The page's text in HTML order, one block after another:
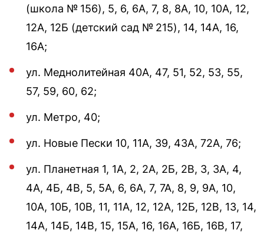
(школа № 156), 5, 6, 6А, 7, 8, 8А, 10, 10А, 12,
12А, 12Б (детский сад № 215), 14, 14А, 16,
16А;
ул. Меднолитейная 40А, 47, 51, 52, 53, 55,
57, 59, 60, 62;
ул. Метро, 40;
ул. Новые Пески 10, 11А, 39, 43А, 72А, 76;
ул. Планетная 1, 1А, 2, 2А, 2Б, 2В, 3, 3А, 4,
4А, 4Б, 4В, 5, 5А, 6, 6А, 7, 7А, 8, 9, 9А, 10,
10А, 10Б, 10В, 11, 11А, 12, 12А, 12Б, 12В, 13, 14,
14А, 14Б, 14В, 15, 15А, 16, 16А, 16Б, 16В, 17,